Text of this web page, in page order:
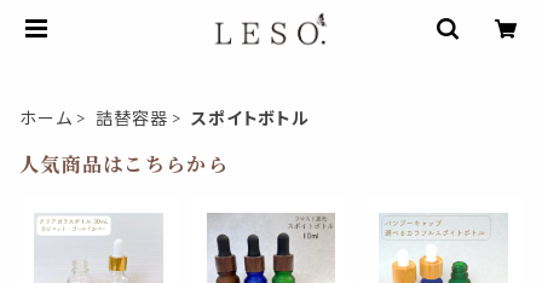
ホーム 詰替容器 スポイトボトル
人気商品はこちらから